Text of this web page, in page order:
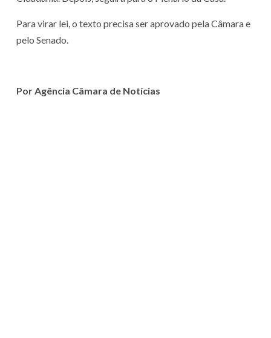
Para virar lei, o texto precisa ser aprovado pela Câmara e
pelo Senado.
Por Agência Câmara de Notícias